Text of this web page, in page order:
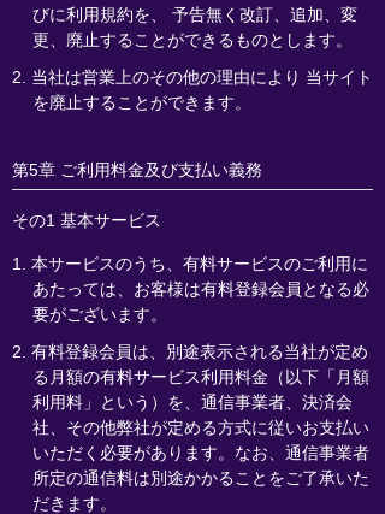
びに利用規約を、 予告無く改訂、追加、変
更、廃止することができるものとします。
2. 当社は営業上のその他の理由により 当サイト
を廃止することができます。
第5章 ご利用料金及び支払い義務
その1 基本サービス
1. 本サービスのうち、有料サービスのご利用に
あたっては、お客様は有料登録会員となる必
要がございます。
2. 有料登録会員は、別途表示される当社が定め
る月額の有料サービス利用料金（以下「月額
利用料」という）を、通信事業者、決済会
社、その他弊社が定める方式に従いお支払い
いただく必要があります。なお、通信事業者
所定の通信料は別途かかることをご了承いた
だきます。